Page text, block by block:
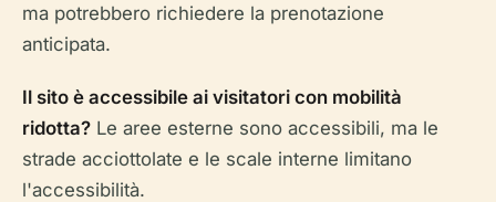
ma potrebbero richiedere la prenotazione
anticipata.
Il sito è accessibile ai visitatori con mobilità
ridotta? Le aree esterne sono accessibili, ma le
strade acciottolate e le scale interne limitano
l'accessibilità.